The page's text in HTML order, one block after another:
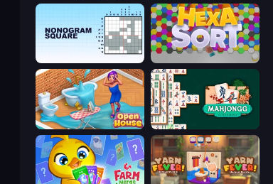
Open House Mahjongg Solitaire